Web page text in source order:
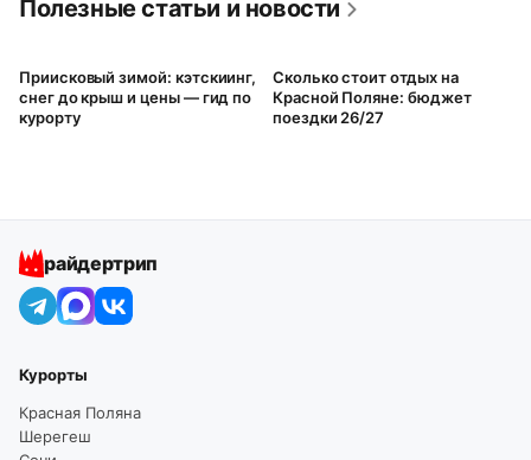
Полезные статьи и новости
Приисковый зимой: кэтскиинг,
снег до крыш и цены — гид по
курорту
Сколько стоит отдых на
Красной Поляне: бюджет
поездки 26/27
райдертрип
Курорты
Красная Поляна
Шерегеш